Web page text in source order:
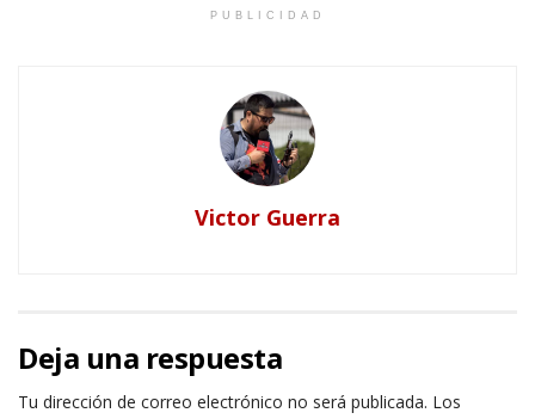
PUBLICIDAD
Victor Guerra
Deja una respuesta
Tu dirección de correo electrónico no será publicada. Los